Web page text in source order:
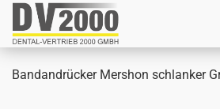
Band­an­drü­cker Mer­s­hon schlan­ker